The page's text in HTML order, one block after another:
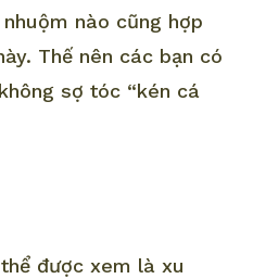
nào cũng hợp
Thế nên các bạn có
sợ tóc “kén cá
được xem là xu